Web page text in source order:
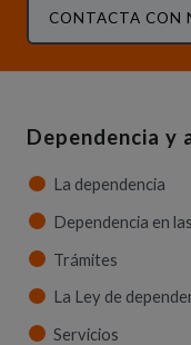
CONTACTA CON
Dependencia y
La dependencia
Dependencia en
Trámites
La Ley de
Servicios